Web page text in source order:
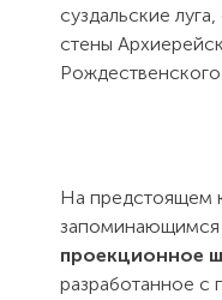
суздальские
стены
На предстоящем
проекционное
разработанное с